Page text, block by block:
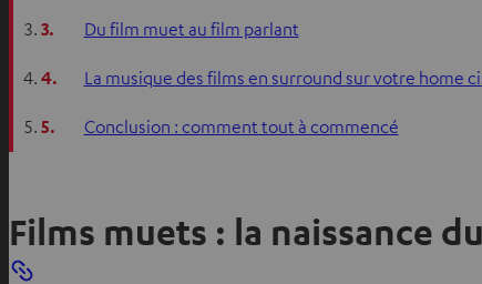
3. Du film muet au film parlant
4. La musique des films en surround sur votre home
5. Conclusion : comment tout à commencé
Films muets : la naissance